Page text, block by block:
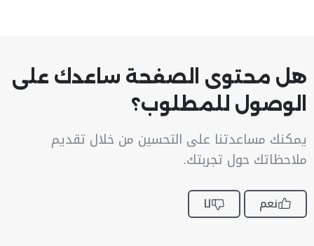
هل محتوى الصفحة ساعدك على
الوصول للمطلوب؟
يمكنك مساعدتنا على التحسين من خلال تقديم
ملاحظاتك حول تجربتك.
نعم لا